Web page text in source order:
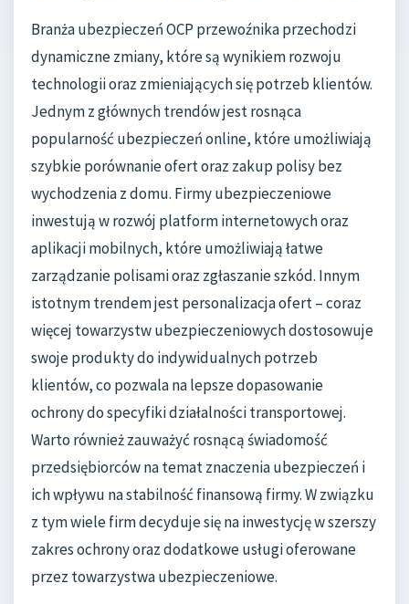
Branża ubezpieczeń OCP przewoźnika przechodzi
dynamiczne zmiany, które są wynikiem rozwoju
technologii oraz zmieniających się potrzeb klientów.
Jednym z głównych trendów jest rosnąca
popularność ubezpieczeń online, które umożliwiają
szybkie porównanie ofert oraz zakup polisy bez
wychodzenia z domu. Firmy ubezpieczeniowe
inwestują w rozwój platform internetowych oraz
aplikacji mobilnych, które umożliwiają łatwe
zarządzanie polisami oraz zgłaszanie szkód. Innym
istotnym trendem jest personalizacja ofert – coraz
więcej towarzystw ubezpieczeniowych dostosowuje
swoje produkty do indywidualnych potrzeb
klientów, co pozwala na lepsze dopasowanie
ochrony do specyfiki działalności transportowej.
Warto również zauważyć rosnącą świadomość
przedsiębiorców na temat znaczenia ubezpieczeń i
ich wpływu na stabilność finansową firmy. W związku
z tym wiele firm decyduje się na inwestycję w szerszy
zakres ochrony oraz dodatkowe usługi oferowane
przez towarzystwa ubezpieczeniowe.